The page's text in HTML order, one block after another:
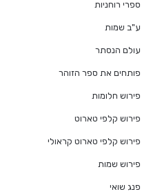
ספרי רוחניות
ע"ב שמות
עולם הנסתר
פותחים את ספר הזוהר
פירוש חלומות
פירוש קלפי טארוט
פירוש קלפי טארוט קראולי
פירוש שמות
פנג שואי